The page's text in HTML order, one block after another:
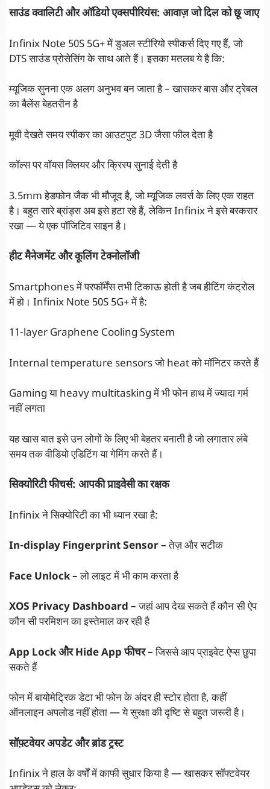
साउंड क्वालिटी और ऑडियो एक्सपीरियंस: आवाज़ जो दिल को छू जाए
Infinix Note 50S 5G+ में डुअल स्टीरियो स्पीकर्स दिए गए हैं, जो
DTS साउंड प्रोसेसिंग के साथ आते हैं। इसका मतलब ये है कि:
म्यूजिक सुनना एक अलग अनुभव बन जाता है – खासकर बास और ट्रेबल
का बैलेंस बेहतरीन है
मूवी देखते समय स्पीकर का आउटपुट 3D जैसा फील देता है
कॉल्स पर वॉयस क्लियर और क्रिस्प सुनाई देती है
3.5mm हेडफोन जैक भी मौजूद है, जो म्यूजिक लवर्स के लिए एक राहत
है। बहुत सारे ब्रांड्स अब इसे हटा रहे हैं, लेकिन Infinix ने इसे बरकरार
रखा — ये एक पॉजिटिव साइन है।
हीट मैनेजमेंट और कूलिंग टेक्नोलॉजी
Smartphones में परफॉर्मेंस तभी टिकाऊ होती है जब हीटिंग कंट्रोल
में हो। Infinix Note 50S 5G+ में है:
11-layer Graphene Cooling System
Internal temperature sensors जो heat को मॉनिटर करते हैं
Gaming या heavy multitasking में भी फोन हाथ में ज्यादा गर्म
नहीं लगता
यह खास बात इसे उन लोगों के लिए भी बेहतर बनाती है जो लगातार लंबे
समय तक वीडियो एडिटिंग या गेमिंग करते हैं।
सिक्योरिटी फीचर्स: आपकी प्राइवेसी का रक्षक
Infinix ने सिक्योरिटी का भी ध्यान रखा है:
In-display Fingerprint Sensor –तेज़ और सटीक
Face Unlock –लो लाइट में भी काम करता है
XOS Privacy Dashboard –जहां आप देख सकते हैं कौन सी ऐप
कौन सी परमिशन का इस्तेमाल कर रही है
App Lock और Hide App फीचर –जिससे आप प्राइवेट ऐप्स छुपा
सकते हैं
फोन में बायोमेट्रिक डेटा भी फोन के अंदर ही स्टोर होता है, कहीं
ऑनलाइन अपलोड नहीं होता — ये सुरक्षा की दृष्टि से बहुत जरूरी है।
सॉफ़्टवेयर अपडेट और ब्रांड ट्रस्ट
Infinix ने हाल के वर्षों में काफी सुधार किया है — खासकर सॉफ्टवेयर